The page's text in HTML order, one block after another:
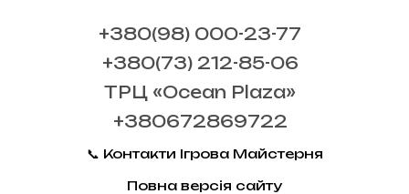
+380(98) 000-23-77
+380(73) 212-85-06
ТРЦ «Ocean Plaza»
+380672869722
📞 Контакти Ігрова Майстерня
Повна версія сайту